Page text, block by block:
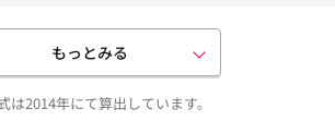
もっとみる
は2014年にて算出しています。